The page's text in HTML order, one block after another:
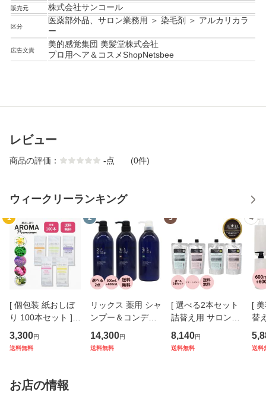
販売元 株式会社サンコール
区分
医薬部外品、サロン業務用 ＞ 染毛剤 ＞ アルカリカラ
ー
広告文責
美的感覚集団 美髪堂株式会社
プロ用ヘア＆コスメShopNetsbee
レビュー
商品の評価： -点 (0件)
ウィークリーランキング
1
[ 個包装 紙おしぼ
り 100本セット ] V
Bアロマプレミア
ム FSX 選べる5種
ンダー ローズ ベル
ガモット
3,300円
送料無料
2
リックス 薬用 シャ
ンプー＆コンディ
ショナー 選べる セ
ット / 800ｍL+800
14,300円
送料無料
3
[ 選べる2本セット
詰替え用 サロント
リートメント ] キ
ューテックPRO 01
8,140円
送料無料
4
[
替
点
]
送料
お店の情報